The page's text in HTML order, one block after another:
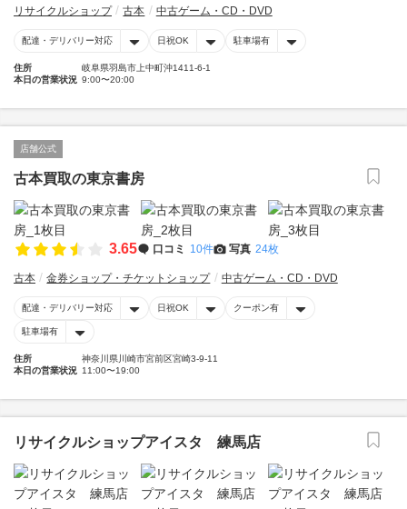
リサイクルショップ 古本 中古ゲーム・CD・DVD
配達・デリバリー対応 日祝OK 駐車場有
住所
岐阜県羽島市上中町沖1411-6-1
本日の営業状況 9:00〜20:00
店舗公式
古本買取の東京書房
3.65 口コミ 10件 写真 24枚
古本 金券ショップ・チケットショップ 中古ゲーム・CD・DVD
配達・デリバリー対応 日祝OK クーポン有
駐車場有
住所
神奈川県川崎市宮前区宮崎3-9-11
本日の営業状況 11:00〜19:00
リサイクルショップアイスタ 練馬店